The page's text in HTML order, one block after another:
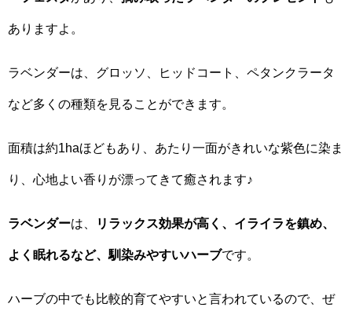
ありますよ。
ラベンダーは、グロッソ、ヒッドコート、ペタンクラータ
など多くの種類を見ることができます。
面積は約1haほどもあり、あたり一面がきれいな紫色に染ま
り、心地よい香りが漂ってきて癒されます♪
ラベンダーは、 リラックス効果が高く、イライラを鎮め、
よく眠れるなど、馴染みやすいハーブです。
ハーブの中でも比較的育てやすいと言われているので、ぜ